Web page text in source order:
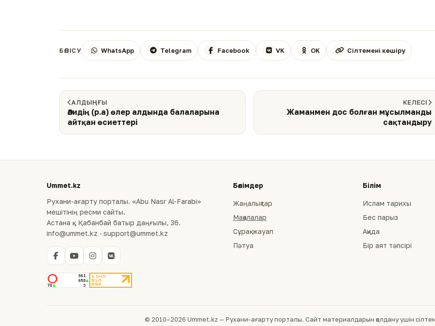
БӨЛІСУ WhatsApp Telegram Facebook VK OK Сілтемені көшіру
АЛДЫҢҒЫ
Әлидің (р.а) өлер алдында балаларына
айтқан өсиеттері
КЕЛЕСІ
Жаманмен дос болған мұсылманды
сақтандыру
Ummet.kz
Рухани-ағарту порталы. «Abu Nasr Al-Farabi»
мешітінің ресми сайты.
Астана қ., Қабанбай батыр даңғылы, 36.
info@ummet.kz · support@ummet.kz
Бөлімдер
Жаңалықтар
Мақалалар
Сұрақ-жауап
Пәтуа
Білім
Ислам тарихы
Бес парыз
Ақида
Бір аят тәпсірі
© 2010–2026 Ummet.kz — Рухани-ағарту порталы. Сайт материалдарын қолдану үшін